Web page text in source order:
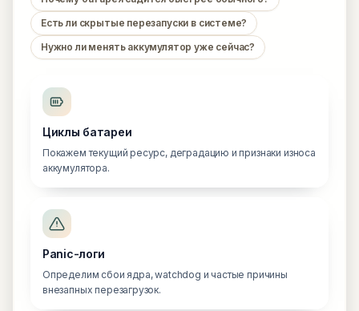
Есть ли скрытые перезапуски в системе?
Нужно ли менять аккумулятор уже сейчас?
Циклы батареи
Покажем текущий ресурс, деградацию и признаки износа
аккумулятора.
Panic-логи
Определим сбои ядра, watchdog и частые причины
внезапных перезагрузок.